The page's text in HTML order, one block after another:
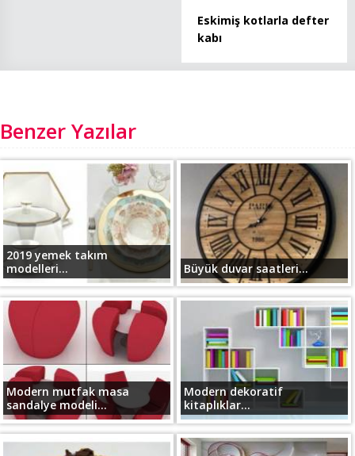
Eskimiş kotlarla defter
kabı
Benzer Yazılar
2019 yemek takım
modelleri...
Büyük duvar saatleri...
Modern mutfak masa
sandalye modeli...
Modern dekoratif
kitaplıklar...